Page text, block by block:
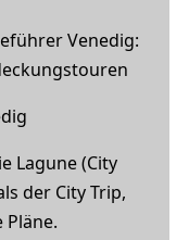
Venedig:
Lagune (City
der City Trip,